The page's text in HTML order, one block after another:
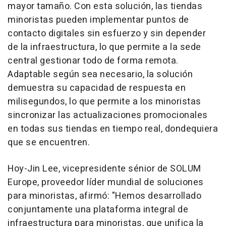
mayor tamaño. Con esta solución, las tiendas
minoristas pueden implementar puntos de
contacto digitales sin esfuerzo y sin depender
de la infraestructura, lo que permite a la sede
central gestionar todo de forma remota.
Adaptable según sea necesario, la solución
demuestra su capacidad de respuesta en
milisegundos, lo que permite a los minoristas
sincronizar las actualizaciones promocionales
en todas sus tiendas en tiempo real, dondequiera
que se encuentren.
Hoy-Jin Lee, vicepresidente sénior de SOLUM
Europe, proveedor líder mundial de soluciones
para minoristas, afirmó: "Hemos desarrollado
conjuntamente una plataforma integral de
infraestructura para minoristas, que unifica la